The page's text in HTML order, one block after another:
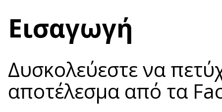
Εισαγωγή
Δυσκολεύεστε να
αποτέλεσμα από τα